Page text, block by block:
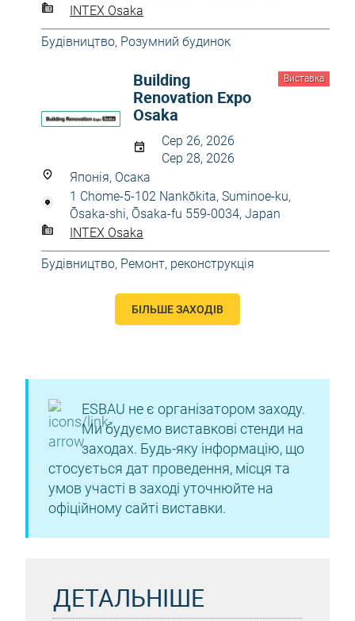
INTEX Osaka
Будівництво, Розумний будинок
Виставка
Building
Renovation Expo
Osaka
Сер 26, 2026
Сер 28, 2026
Японія, Осака
1 Chome-5-102 Nankōkita, Suminoe-ku,
Ōsaka-shi, Ōsaka-fu 559-0034, Japan
INTEX Osaka
Будівництво, Ремонт, реконструкція
БІЛЬШЕ ЗАХОДІВ
ESBAU не є організатором заходу.
Ми будуємо виставкові стенди на
заходах. Будь-яку інформацію, що
стосується дат проведення, місця та
умов участі в заході уточнюйте на
офіційному сайті виставки.
ДЕТАЛЬНІШЕ